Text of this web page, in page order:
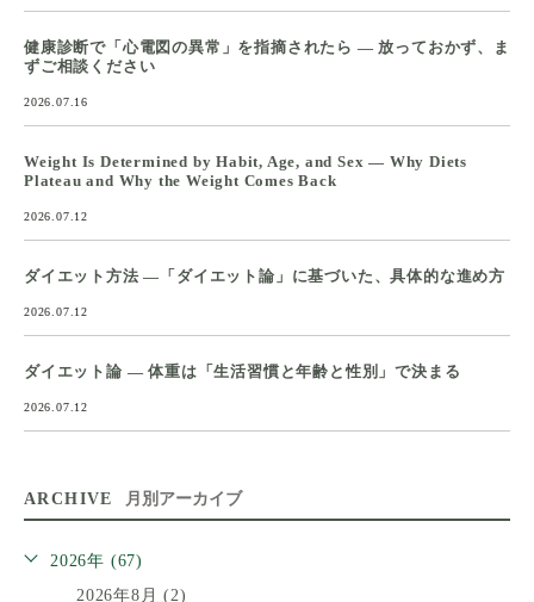
健康診断で「心電図の異常」を指摘されたら ― 放っておかず、ま
ずご相談ください
2026.07.16
Weight Is Determined by Habit, Age, and Sex — Why Diets
Plateau and Why the Weight Comes Back
2026.07.12
ダイエット方法 ―「ダイエット論」に基づいた、具体的な進め方
2026.07.12
ダイエット論 ― 体重は「生活習慣と年齢と性別」で決まる
2026.07.12
ARCHIVE 月別アーカイブ
2026年 (67)
2026年8月 (2)